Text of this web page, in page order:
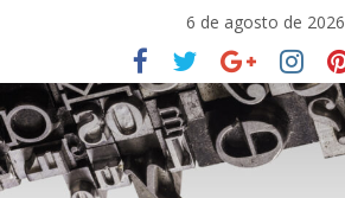
conteúdo
6 de agosto de 2026